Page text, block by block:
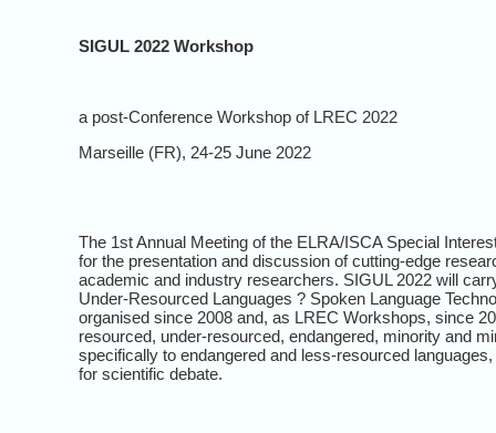
SIGUL 2022 Workshop
a post-Conference Workshop of LREC 2022
Marseille (FR), 24-25 June 2022
The 1st Annual Meeting of the ELRA/ISCA Special
for the presentation and discussion of cutting-edge
academic and industry researchers. SIGUL 2022 will
Under-Resourced Languages ? Spoken Language
organised since 2008 and, as LREC Workshops, since
resourced, under-resourced, endangered, minority and
specifically to endangered and less-resourced
for scientific debate.